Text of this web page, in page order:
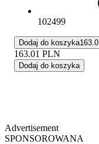
102499
Dodaj do koszyka
163.01 PLN
Dodaj do koszyka
Advertisement
SPONSOROWANA